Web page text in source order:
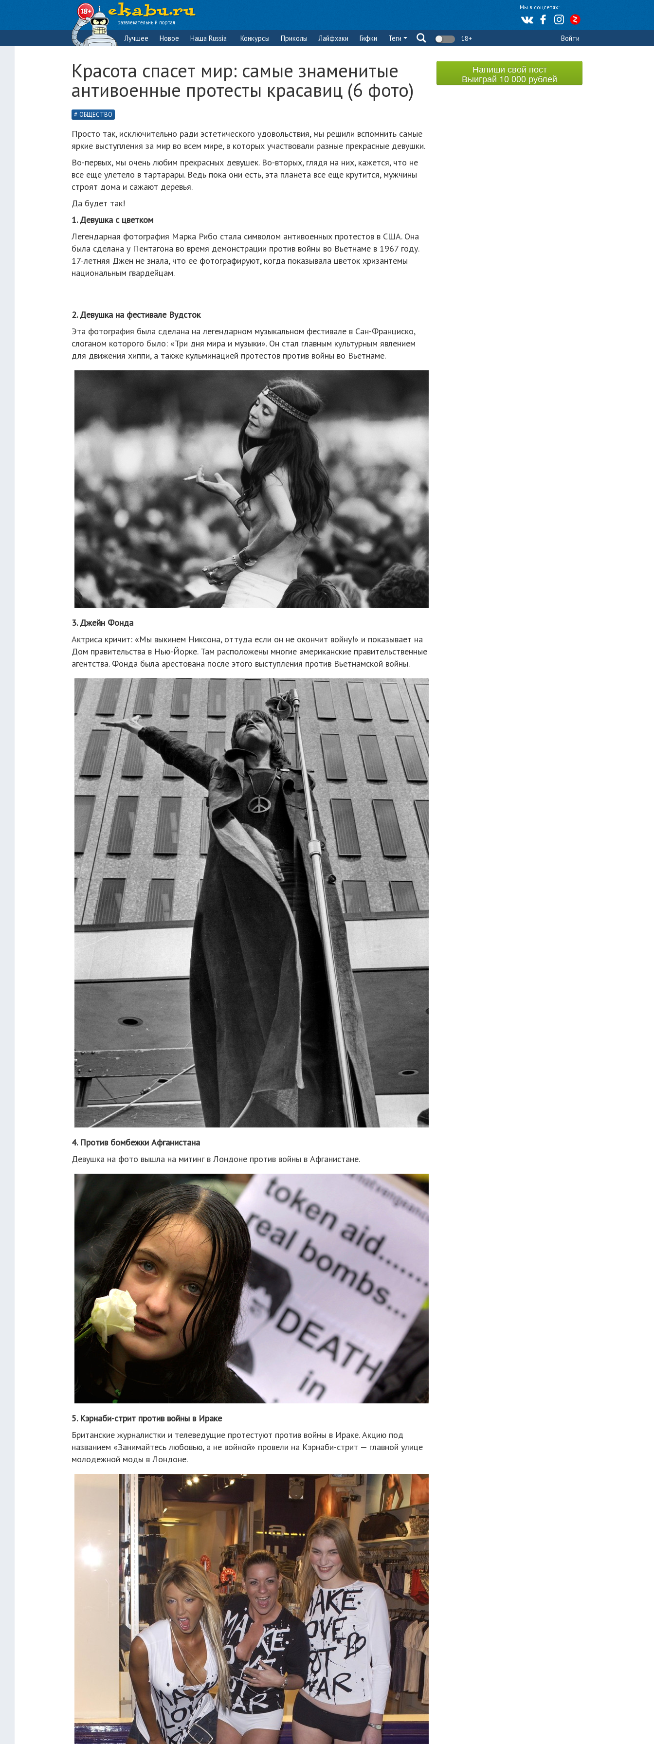
Мы в соцсетях:
развлекательный портал
Лучшее Новое Наша Russia Конкурсы Приколы Лайфхаки Гифки Теги 18+ Войти
Красота спасет мир: самые знаменитые
антивоенные протесты красавиц (6 фото)
ОБЩЕСТВО
Просто так, исключительно ради эстетического удовольствия, мы решили вспомнить самые
яркие выступления за мир во всем мире, в которых участвовали разные прекрасные девушки.
Во-первых, мы очень любим прекрасных девушек. Во-вторых, глядя на них, кажется, что не
все еще улетело в тартарары. Ведь пока они есть, эта планета все еще крутится, мужчины
строят дома и сажают деревья.
Да будет так!
1. Девушка с цветком
Легендарная фотография Марка Рибо стала символом антивоенных протестов в США. Она
была сделана у Пентагона во время демонстрации против войны во Вьетнаме в 1967 году.
17-летняя Джен не знала, что ее фотографируют, когда показывала цветок хризантемы
национальным гвардейцам.
2. Девушка на фестивале Вудсток
Эта фотография была сделана на легендарном музыкальном фестивале в Сан-Франциско,
слоганом которого было: «Три дня мира и музыки». Он стал главным культурным явлением
для движения хиппи, а также кульминацией протестов против войны во Вьетнаме.
3. Джейн Фонда
Актриса кричит: «Мы выкинем Никсона, оттуда если он не окончит войну!» и показывает на
Дом правительства в Нью-Йорке. Там расположены многие американские правительственные
агентства. Фонда была арестована после этого выступления против Вьетнамской войны.
4. Против бомбежки Афганистана
Девушка на фото вышла на митинг в Лондоне против войны в Афганистане.
5. Кэрнаби-стрит против войны в Ираке
Британские журналистки и телеведущие протестуют против войны в Ираке. Акцию под
названием «Занимайтесь любовью, а не войной» провели на Кэрнаби-стрит — главной улице
молодежной моды в Лондоне.
Напиши свой пост
Выиграй 10 000 рублей